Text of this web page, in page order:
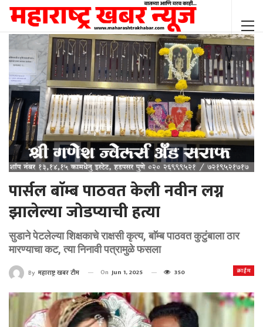
पार्सल बाॅम्ब पाठवत केली नवीन लग्न
झालेल्या जोडप्याची हत्या
सुडाने पेटलेल्या शिक्षकाचे राक्षसी कृत्य, बाॅम्ब पाठवत कुटुंबाला ठार
मारण्याचा कट, त्या निनावी पत्रामुळे फसला
क्राईम
By महाराष्ट्र खबर टीम On Jun 1, 2025 350